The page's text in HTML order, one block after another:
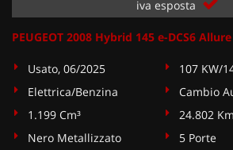
iva esposta
PEUGEOT 2008 Hybrid 145 e-DCS6 Allure
Usato, 06/2025
107 KW/
Elettrica/Benzina
Cambio
1.199 Cm³
24.802 Km
Nero Metallizzato
5 Porte